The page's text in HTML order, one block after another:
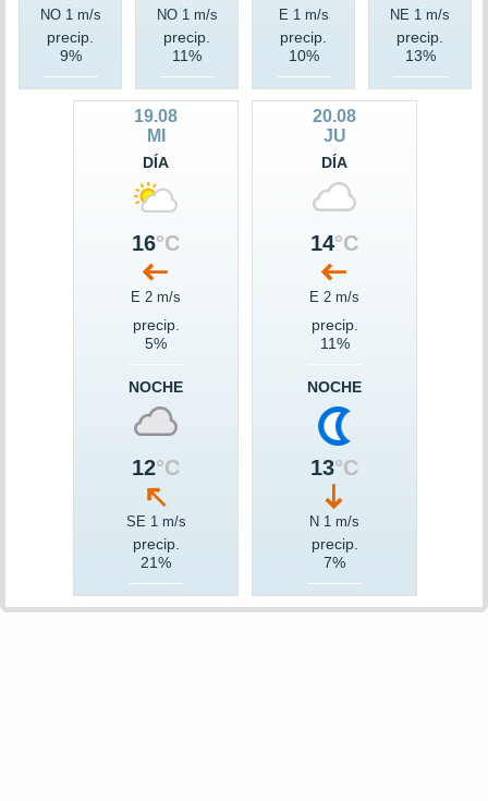
NO 1 m/s
precip.
9%
NO 1 m/s
precip.
11%
E 1 m/s
precip.
10%
NE 1 m/s
precip.
13%
19.08
MI
DÍA
16°C
E 2 m/s
precip.
5%
NOCHE
12°C
SE 1 m/s
precip.
21%
20.08
JU
DÍA
14°C
E 2 m/s
precip.
11%
NOCHE
13°C
N 1 m/s
precip.
7%